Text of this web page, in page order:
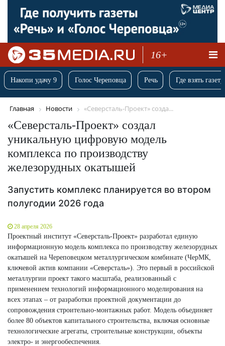
16+
Накопи удачу 9 Голос Череповца Речь Где взять
Главная Новости «Северсталь-Проект» созда...
«Северсталь-Проект» создал
уникальную цифровую модель
комплекса по производству
железорудных окатышей
Запустить комплекс планируется во втором
полугодии 2026 года
28 апреля 2026
Проектный институт «Северсталь-Проект» разработал единую
информационную модель комплекса по производству железорудных
окатышей на Череповецком металлургическом комбинате (ЧерМК,
ключевой актив компании «Северсталь»). Это первый в российской
металлургии проект такого масштаба, реализованный с
применением технологий информационного моделирования на
всех этапах – от разработки проектной документации до
сопровождения строительно-монтажных работ. Модель объединяет
более 80 объектов капитального строительства, включая основные
технологические агрегаты, строительные конструкции, объекты
электро- и энергообеспечения.